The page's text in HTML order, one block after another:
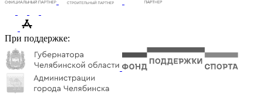
При поддержке: